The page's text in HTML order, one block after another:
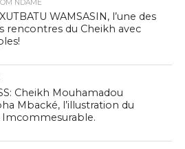
NDAME
WAMSASIN, l’une des
rencontres du Cheikh avec
Cheikh Mouhamadou
Mbacké, l’illustration du
Imcommesurable.